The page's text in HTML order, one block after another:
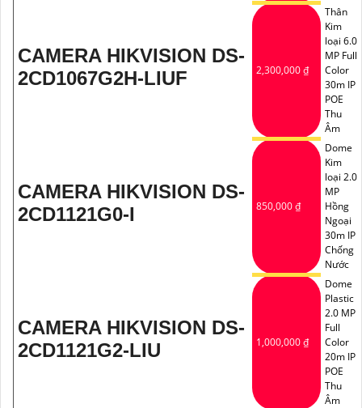
CAMERA HIKVISION DS-
2CD1067G2H-LIUF
2,300,000 ₫
Thân
Kim
loại 6.0
MP Full
Color
30m IP
POE
Thu
Âm
CAMERA HIKVISION DS-
2CD1121G0-I
850,000 ₫
Dome
Kim
loại 2.0
MP
Hồng
Ngoại
30m IP
Chống
Nước
CAMERA HIKVISION DS-
2CD1121G2-LIU
1,000,000 ₫
Dome
Plastic
2.0 MP
Full
Color
20m IP
POE
Thu
Âm